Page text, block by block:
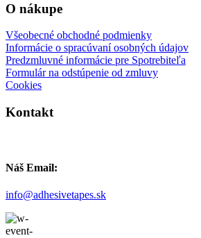
O nákupe
Všeobecné obchodné podmienky
Informácie o spracúvaní osobných údajov
Predzmluvné informácie pre Spotrebiteľa
Formulár na odstúpenie od zmluvy
Cookies
Kontakt
Náš Email:
info@adhesivetapes.sk